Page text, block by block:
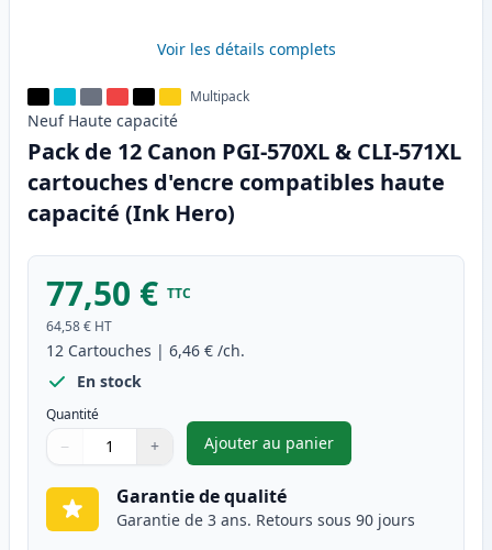
Voir les détails complets
Multipack
Neuf Haute capacité
Pack de 12 Canon PGI-570XL & CLI-571XL
cartouches d'encre compatibles haute
capacité (Ink Hero)
77,50 € TTC
64,58 € HT
12 Cartouches | 6,46 € /ch.
En stock
Quantité
Quantité
Utilisez les boutons pour ajuster
− +
Quantité
Ajouter au panier
,Pack de 12 Canon PGI-
Garantie de qualité
Garantie de 3 ans. Retours sous 90 jours